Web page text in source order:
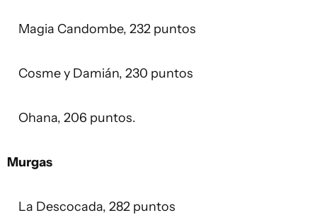
Magia Candombe, 232 puntos
Cosme y Damián, 230 puntos
Ohana, 206 puntos.
Murgas
La Descocada, 282 puntos